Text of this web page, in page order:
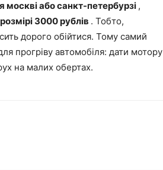
москві або санкт-петербурзі ,
3000 рублів . Тобто,
дорого обійтися. Тому самий
прогріву автомобіля: дати мотору
на малих обертах.